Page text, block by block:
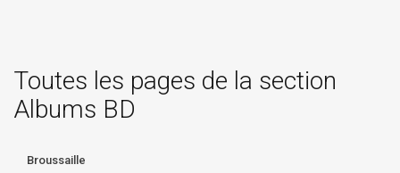
Toutes les pages de la section
Albums BD
Broussaille